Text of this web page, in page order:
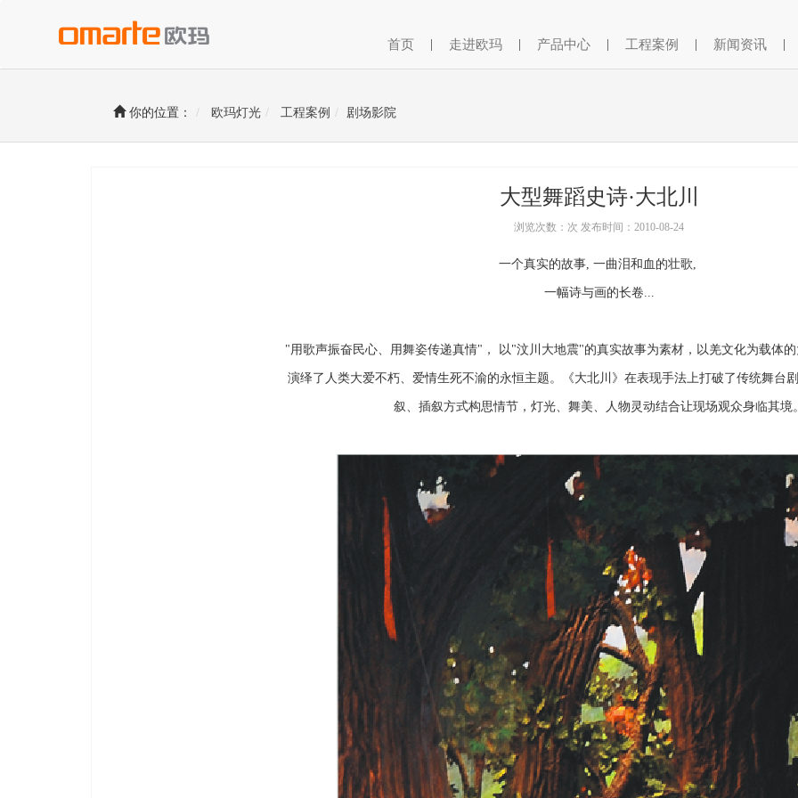
首页 走进欧玛 产品中心 工程案例 新闻资讯
你的位置： 欧玛灯光 工程案例 剧场影院
大型舞蹈史诗·大北川
浏览次数：次 发布时间：2010-08-24
一个真实的故事, 一曲泪和血的壮歌,
一幅诗与画的长卷...
"用歌声振奋民心、用舞姿传递真情"， 以"汶川大地震"的真实故事为素材，以羌文化为载体
演绎了人类大爱不朽、爱情生死不渝的永恒主题。《大北川》在表现手法上打破了传统舞台
叙、插叙方式构思情节，灯光、舞美、人物灵动结合让现场观众身临其境